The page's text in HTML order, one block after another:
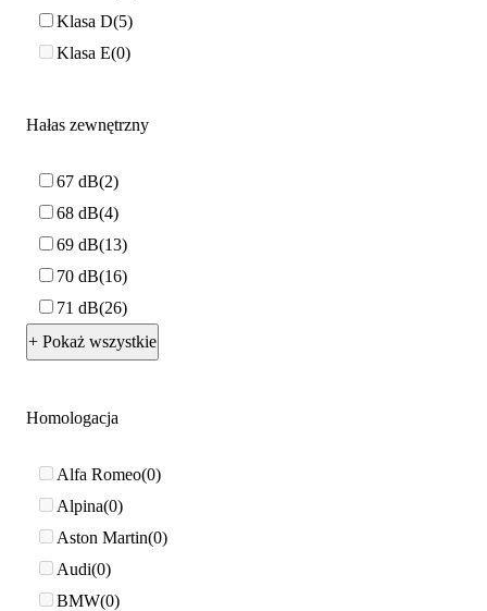
Klasa D 5
Klasa E 0
Hałas zewnętrzny
67 dB 2
68 dB 4
69 dB 13
70 dB 16
71 dB 26
+ Pokaż wszystkie
Homologacja
Alfa Romeo 0
Alpina 0
Aston Martin 0
Audi 0
BMW 0